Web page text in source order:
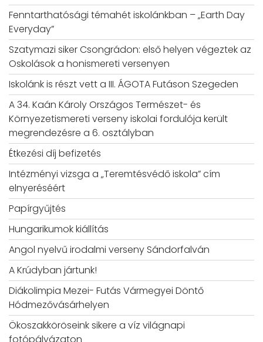
Fenntarthatósági témahét iskolánkban – „Earth Day
Everyday”
Szatymazi siker Csongrádon: első helyen végeztek az
Oskolások a honismereti versenyen
Iskolánk is részt vett a III. ÁGOTA Futáson Szegeden
A 34. Kaán Károly Országos Természet- és
Környezetismereti verseny iskolai fordulója került
megrendezésre a 6. osztályban
Étkezési díj befizetés
Intézményi vizsga a „Teremtésvédő iskola” cím
elnyeréséért
Papírgyűjtés
Hungarikumok kiállítás
Angol nyelvű irodalmi verseny Sándorfalván
A Krúdyban jártunk!
Diákolimpia Mezei- Futás Vármegyei Döntő
Hódmezővásárhelyen
Ökoszakköröseink sikere a víz világnapi